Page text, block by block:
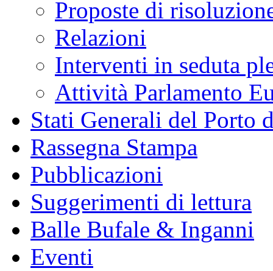
Proposte di
Relazioni
Interventi in seduta
Attività Parlamento
Stati Generali del Porto
Rassegna Stampa
Pubblicazioni
Suggerimenti di lettura
Balle Bufale & Inganni
Eventi